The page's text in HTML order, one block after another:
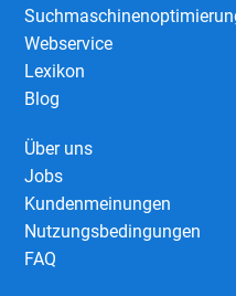
Webservice
Lexikon
Blog
Über uns
Jobs
Kundenmeinungen
Nutzungsbedingungen
FAQ